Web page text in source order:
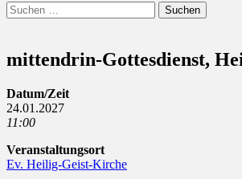
Suchen
Suchen
nach:
mittendrin-Gottesdienst,
Datum/Zeit
24.01.2027
11:00
Veranstaltungsort
Ev. Heilig-Geist-Kirche